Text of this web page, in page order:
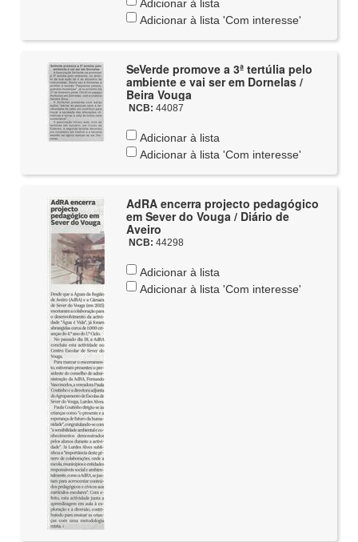
Adicionar à lista
Adicionar à lista 'Com interesse'
SeVerde promove a 3ª tertúlia pelo
ambiente e vai ser em Dornelas /
Beira Vouga
NCB: 44087
Adicionar à lista
Adicionar à lista 'Com interesse'
AdRA encerra projecto pedagógico
em Sever do Vouga / Diário de
Aveiro
NCB: 44298
Adicionar à lista
Adicionar à lista 'Com interesse'